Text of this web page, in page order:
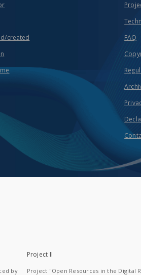
created
FAQ
by
Project II
Project "Open Resources in the Digital